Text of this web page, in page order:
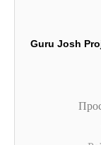
Guru Josh